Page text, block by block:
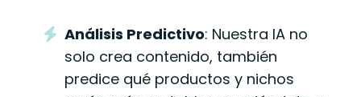
Análisis Predictivo: Nuestra IA no
solo crea contenido, también
predice qué productos y nichos